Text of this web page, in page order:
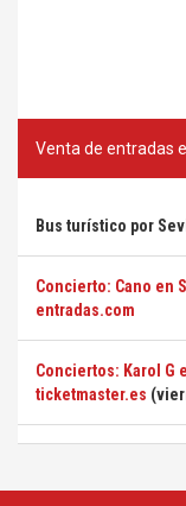
Venta de entradas
Bus turístico por
Concierto: Cano en
entradas.com
Conciertos: Karol G
ticketmaster.es